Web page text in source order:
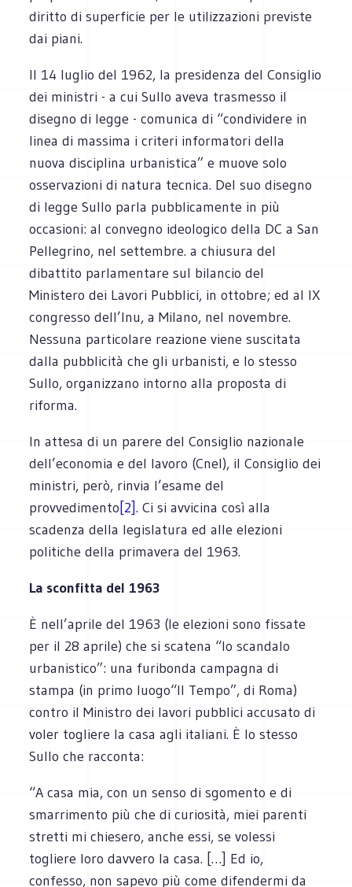
diritto di superficie per le utilizzazioni previste
dai piani.
Il 14 luglio del 1962, la presidenza del Consiglio
dei ministri - a cui Sullo aveva trasmesso il
disegno di legge - comunica di “condividere in
linea di massima i criteri informatori della
nuova disciplina urbanistica” e muove solo
osservazioni di natura tecnica. Del suo disegno
di legge Sullo parla pubblicamente in più
occasioni: al convegno ideologico della DC a San
Pellegrino, nel settembre. a chiusura del
dibattito parlamentare sul bilancio del
Ministero dei Lavori Pubblici, in ottobre; ed al IX
congresso dell’Inu, a Milano, nel novembre.
Nessuna particolare reazione viene suscitata
dalla pubblicità che gli urbanisti, e lo stesso
Sullo, organizzano intorno alla proposta di
riforma.
In attesa di un parere del Consiglio nazionale
dell’economia e del lavoro (Cnel), il Consiglio dei
ministri, però, rinvia l’esame del
provvedimento[2]. Ci si avvicina così alla
scadenza della legislatura ed alle elezioni
politiche della primavera del 1963.
La sconfitta del 1963
È nell’aprile del 1963 (le elezioni sono fissate
per il 28 aprile) che si scatena “lo scandalo
urbanistico”: una furibonda campagna di
stampa (in primo luogo“Il Tempo”, di Roma)
contro il Ministro dei lavori pubblici accusato di
voler togliere la casa agli italiani. È lo stesso
Sullo che racconta:
“A casa mia, con un senso di sgomento e di
smarrimento più che di curiosità, miei parenti
stretti mi chiesero, anche essi, se volessi
togliere loro davvero la casa. […] Ed io,
confesso, non sapevo più come difendermi da